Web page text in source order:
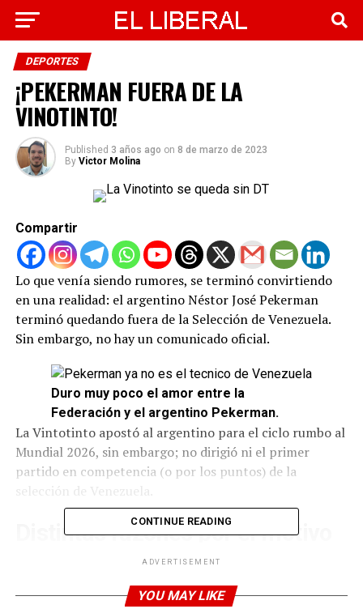
DEPORTES
¡PEKERMAN FUERA DE LA
VINOTINTO!
Published 3 años ago on 8 de marzo de 2023
By Victor Molina
Compartir
Lo que venía siendo rumores, se terminó convirtiendo
en una realidad: el argentino Néstor José Pekerman
terminó quedando fuera de la Selección de Venezuela.
Sin embargo, no hay un comunicado oficial.
Duro muy poco el amor entre la
Federación y el argentino Pekerman.
La Vintotinto apostó al argentino para el ciclo rumbo al
Mundial 2026, sin embargo; no dirigió ni el primer
partido en competencia (o por los puntos) de la
selección de Venezuela.
Distintas razones por el motivo
de la separación del cargo
Según las informaciones que llegan desde Argentina, se
CONTINUE READING
ADVERTISEMENT
YOU MAY LIKE